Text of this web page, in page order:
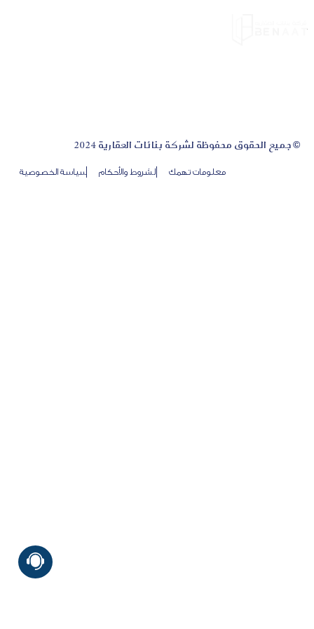
© جميع الحقوق محفوظة لشركة بنائات العقارية 2024
معلومات تهمك الشروط والأحكام سياسة الخصوصية